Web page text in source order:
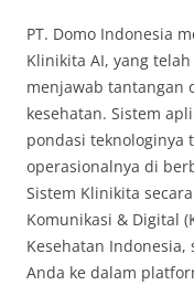
PT. Domo Indonesia
Klinikita AI, yang
menjawab tantangan
kesehatan. Sistem
pondasi
operasionalnya di
Sistem Klinikita
Komunikasi & Digital
Kesehatan
Anda ke dalam